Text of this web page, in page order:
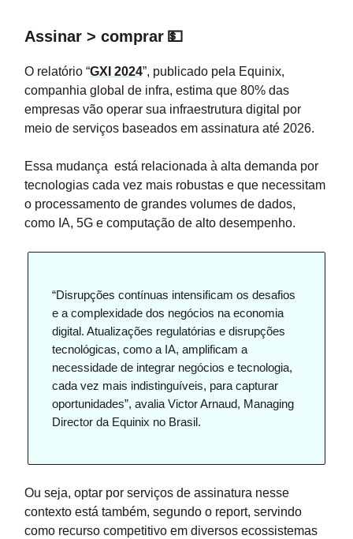
Assinar > comprar 💵
O relatório “GXI 2024”, publicado pela Equinix,
companhia global de infra, estima que 80% das
empresas vão operar sua infraestrutura digital por
meio de serviços baseados em assinatura até 2026.
Essa mudança está relacionada à alta demanda por
tecnologias cada vez mais robustas e que necessitam
o processamento de grandes volumes de dados,
como IA, 5G e computação de alto desempenho.
“Disrupções contínuas intensificam os desafios
e a complexidade dos negócios na economia
digital. Atualizações regulatórias e disrupções
tecnológicas, como a IA, amplificam a
necessidade de integrar negócios e tecnologia,
cada vez mais indistinguíveis, para capturar
oportunidades”, avalia Victor Arnaud, Managing
Director da Equinix no Brasil.
Ou seja, optar por serviços de assinatura nesse
contexto está também, segundo o report, servindo
como recurso competitivo em diversos ecossistemas